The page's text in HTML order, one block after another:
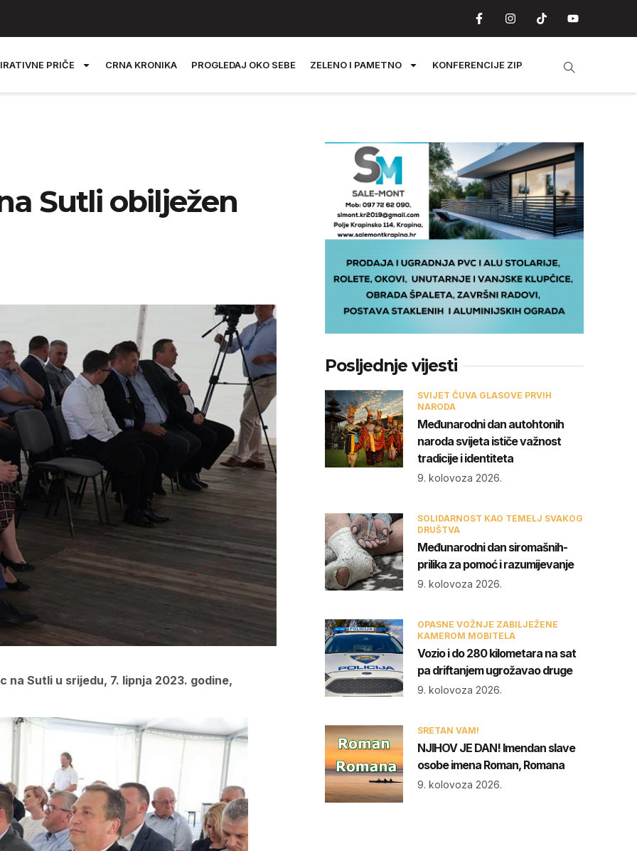
PRIČE CRNA KRONIKA PROGLEDAJ OKO SEBE ZELENO I PAMETNO KONFERENCIJE ZIP
Sutli obilježen
na Sutli u srijedu, 7. lipnja 2023. godine,
Posljednje vijesti
SVIJET ČUVA GLASOVE PRVIH
NARODA
Međunarodni dan autohtonih
naroda svijeta ističe važnost
tradicije i identiteta
9. kolovoza 2026.
SOLIDARNOST KAO TEMELJ SVAKOG
DRUŠTVA
Međunarodni dan siromašnih-
prilika za pomoć i razumijevanje
9. kolovoza 2026.
OPASNE VOŽNJE ZABILJEŽENE
KAMEROM MOBITELA
Vozio i do 280 kilometara na sat
pa driftanjem ugrožavao druge
9. kolovoza 2026.
SRETAN VAM!
NJIHOV JE DAN! Imendan slave
osobe imena Roman, Romana
9. kolovoza 2026.